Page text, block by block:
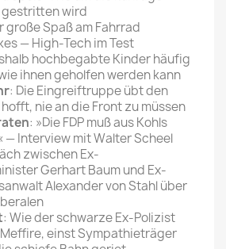
gestritten wird
große Spaß am Fahrrad
— High-Tech im Test
hochbegabte Kinder häufig
ihnen geholfen werden kann
: Die Eingreiftruppe übt den
nie an die Front zu müssen
: »Die FDP muß aus Kohls
— Interview mit Walter Scheel
zwischen Ex-
Gerhart Baum und Ex-
Alexander von Stahl über
: Wie der schwarze Ex-Polizist
einst Sympathieträger